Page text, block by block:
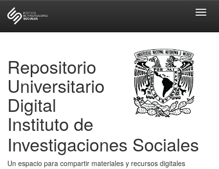
Repositorio
Universitario
Digital
Instituto de
Investigaciones Sociales
Un espacio para compartir materiales y recursos digitales